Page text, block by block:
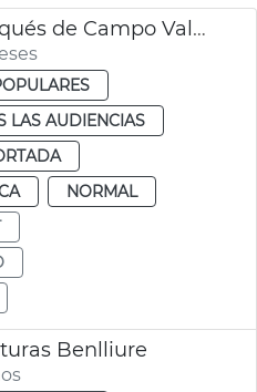
Compra busto Marqués de Campo València
LAS AUDIENCIAS
NORMAL
Benlliure